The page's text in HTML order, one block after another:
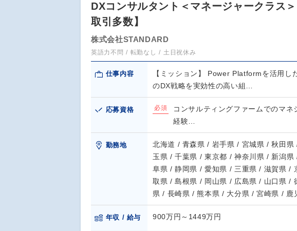
DXコンサルタント＜マネージャークラス
取引多数】
株式会社STANDARD
英語力不問 転勤なし 土日祝休み
仕事内容
【ミッション】 Power Platformを活用し
のDX戦略を実効性の高い組…
応募資格 必須
コンサルティングファームでのマ
経験…
勤務地
北海道 / 青森県 / 岩手県 / 宮城県 / 秋田
玉県 / 千葉県 / 東京都 / 神奈川県 / 新潟
阜県 / 静岡県 / 愛知県 / 三重県 / 滋賀県 /
取県 / 島根県 / 岡山県 / 広島県 / 山口県 /
県 / 長崎県 / 熊本県 / 大分県 / 宮崎県 / 鹿
年収 / 給与 900万円～1449万円